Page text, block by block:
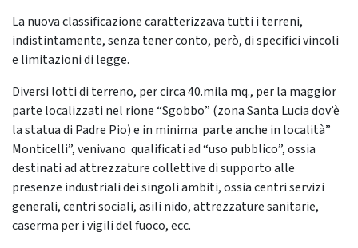
La nuova classificazione caratterizzava tutti i terreni,
indistintamente, senza tener conto, però, di specifici vincoli
e limitazioni di legge.
Diversi lotti di terreno, per circa 40.mila mq., per la maggior
parte localizzati nel rione “Sgobbo” (zona Santa Lucia dov’è
la statua di Padre Pio) e in minima parte anche in località”
Monticelli”, venivano qualificati ad “uso pubblico”, ossia
destinati ad attrezzature collettive di supporto alle
presenze industriali dei singoli ambiti, ossia centri servizi
generali, centri sociali, asili nido, attrezzature sanitarie,
caserma per i vigili del fuoco, ecc.